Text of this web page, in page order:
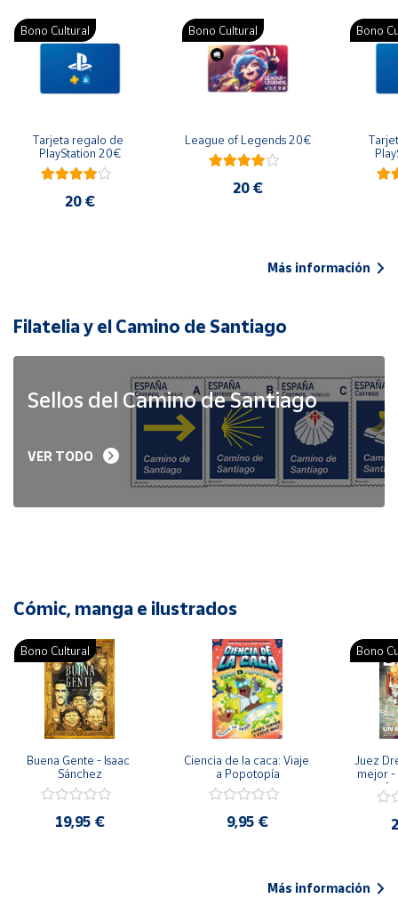
Bono Cultural
Tarjeta regalo de
PlayStation 20€
20 €
Bono Cultural
League of Legends 20€
20 €
Bono
Más información
Filatelia y el Camino de Santiago
Sellos del Camino de Santiago
VER TODO
Cómic, manga e ilustrados
Bono Cultural
Buena Gente - Isaac
Sánchez
19,95 €
Ciencia de la caca: Viaje
a Popotopía
9,95 €
Bono
Juez
mejor -
Más información